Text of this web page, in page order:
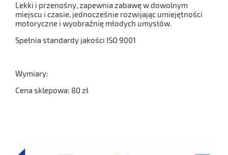
Lekki i przenośny, zapewnia zabawę w dowolnym
miejscu i czasie, jednocześnie rozwijając umiejętności
motoryczne i wyobraźnię młodych umysłów.
Spełnia standardy jakości ISO 9001
Wymiary:
Cena sklepowa: 80 zł